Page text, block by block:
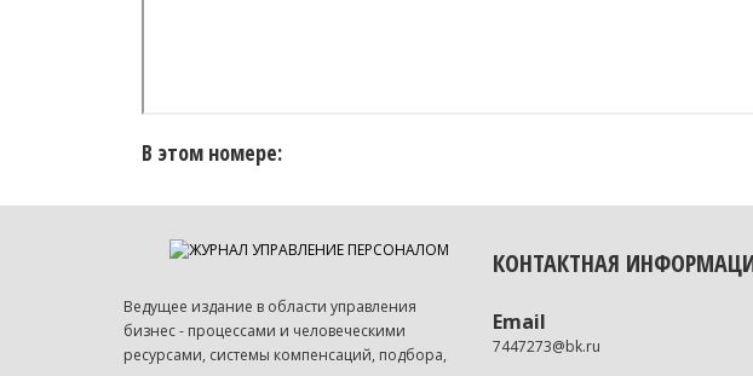
В этом номере:
Ведущее издание в области управления
бизнес - процессами и человеческими
ресурсами, системы компенсаций, подбора,
КОНТАКТНАЯ
Email
7447273@bk.ru